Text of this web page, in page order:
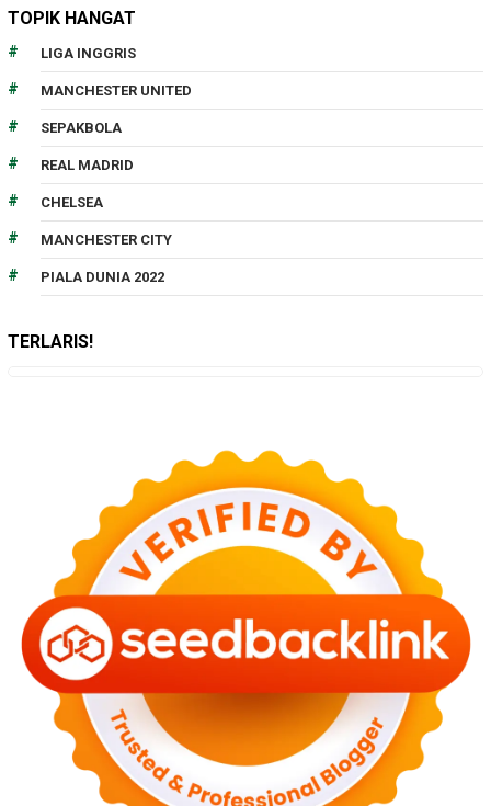
TOPIK HANGAT
LIGA INGGRIS
MANCHESTER UNITED
SEPAKBOLA
REAL MADRID
CHELSEA
MANCHESTER CITY
PIALA DUNIA 2022
TERLARIS!